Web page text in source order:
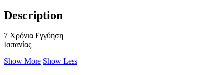
Description
7 Χρόνια Εγγύηση
Ισπανίας
Show More Show Less